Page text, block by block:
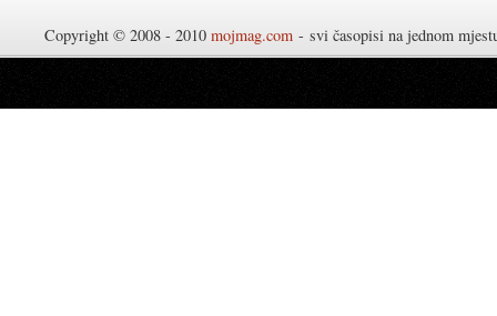
Copyright © 2008 - 2010 mojmag.com - svi časopisi na jednom